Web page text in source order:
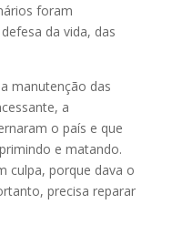
foram
da vida, das
manutenção das
a
o país e que
e matando.
culpa, porque dava o
precisa reparar